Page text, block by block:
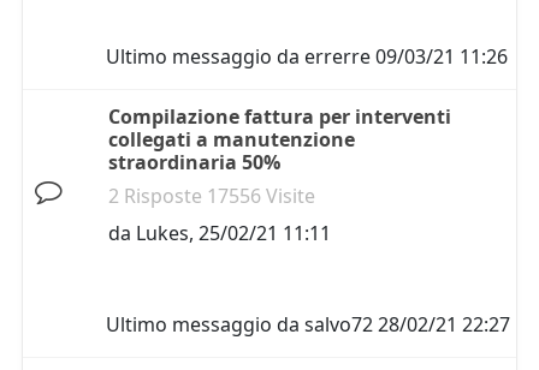
Ultimo messaggio da errerre09/03/21 11:26
Compilazione fattura per interventi
collegati a manutenzione
straordinaria 50%
2 Risposte 17556 Visite
da Lukes, 25/02/21 11:11
Ultimo messaggio da salvo7228/02/21 22:27